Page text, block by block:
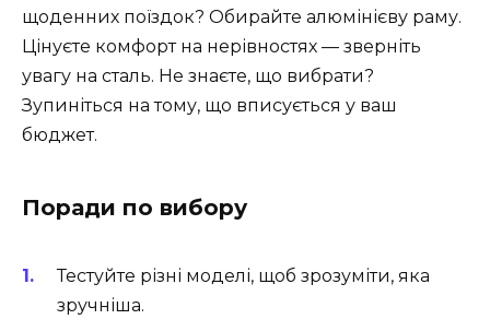
щоденних поїздок? Обирайте алюмінієву раму.
Цінуєте комфорт на нерівностях — зверніть
увагу на сталь. Не знаєте, що вибрати?
Зупиніться на тому, що вписується у ваш
бюджет.
Поради по вибору
Тестуйте різні моделі, щоб зрозуміти, яка
зручніша.